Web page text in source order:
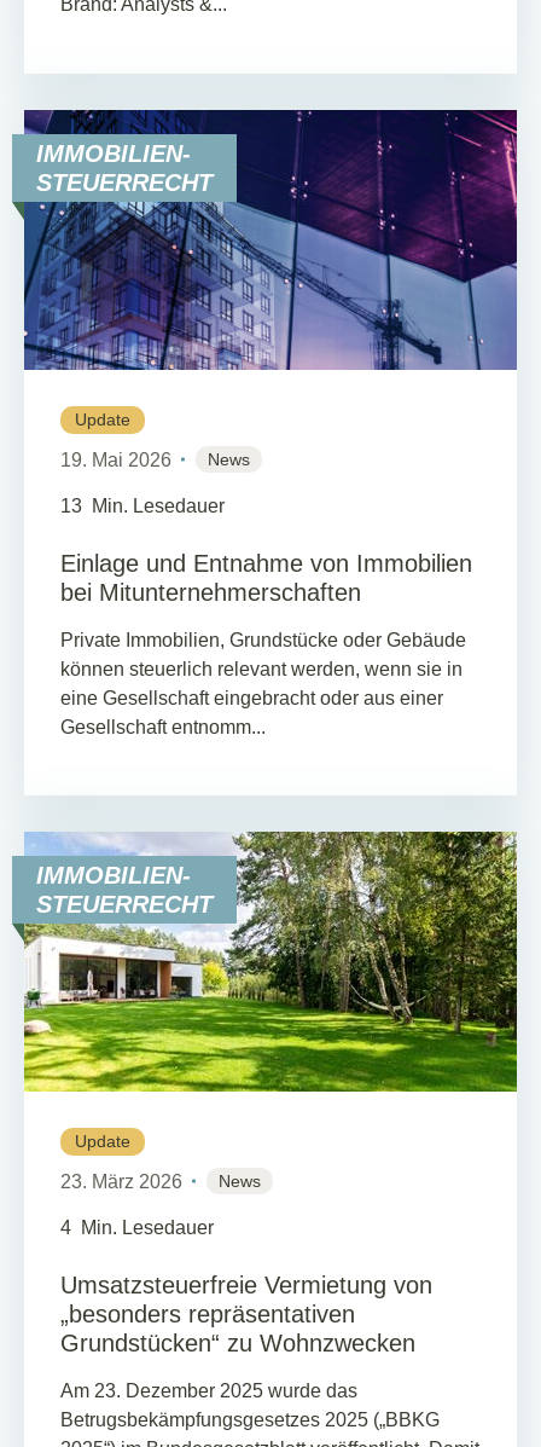
Brand: Analysts &...
IMMOBILIEN-
STEUERRECHT
Update
19. Mai 2026 News
13 Min. Lesedauer
Einlage und Entnahme von Immobilien
bei Mitunternehmerschaften
Private Immobilien, Grundstücke oder Gebäude
können steuerlich relevant werden, wenn sie in
eine Gesellschaft eingebracht oder aus einer
Gesellschaft entnomm...
IMMOBILIEN-
STEUERRECHT
Update
23. März 2026 News
4 Min. Lesedauer
Umsatzsteuerfreie Vermietung von
„besonders repräsentativen
Grundstücken“ zu Wohnzwecken
Am 23. Dezember 2025 wurde das
Betrugsbekämpfungsgesetzes 2025 („BBKG